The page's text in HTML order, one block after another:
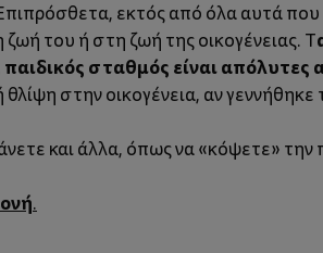
εκτός από όλα αυτά
του ή στη ζωή της οικογένειας. Τ
σταθμός είναι απόλυτες
στην οικογένεια, αν
και άλλα, όπως να «κόψετε»
.